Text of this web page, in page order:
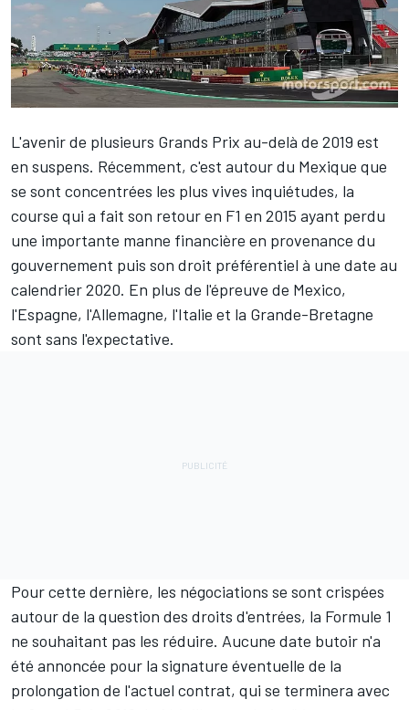
L'avenir de plusieurs Grands Prix au-delà de 2019 est
en suspens. Récemment, c'est autour du Mexique que
se sont concentrées les plus vives inquiétudes, la
course qui a fait son retour en F1 en 2015 ayant perdu
une importante manne financière en provenance du
gouvernement puis son droit préférentiel à une date au
calendrier 2020. En plus de l'épreuve de Mexico,
l'Espagne, l'Allemagne, l'Italie et la Grande-Bretagne
sont sans l'expectative.
Pour cette dernière, les négociations se sont crispées
autour de la question des droits d'entrées, la Formule 1
ne souhaitant pas les réduire. Aucune date butoir n'a
été annoncée pour la signature éventuelle de la
prolongation de l'actuel contrat, qui se terminera avec